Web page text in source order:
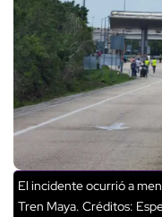
El incidente ocurrió a
Tren Maya. Créditos: